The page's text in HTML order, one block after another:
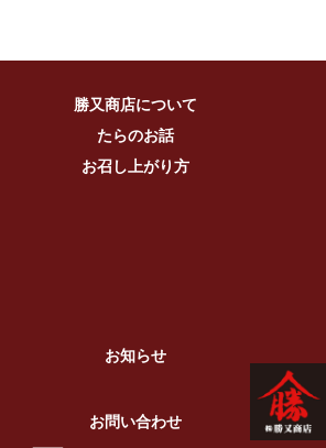
勝又商店について
たらのお話
お召し上がり方
お知らせ
お問い合わせ